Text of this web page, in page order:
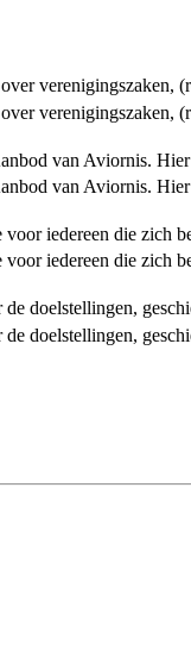
verenigingszaken,
verenigingszaken,
van Aviornis.
van Aviornis.
iedereen die zich
iedereen die zich
doelstellingen,
doelstellingen,